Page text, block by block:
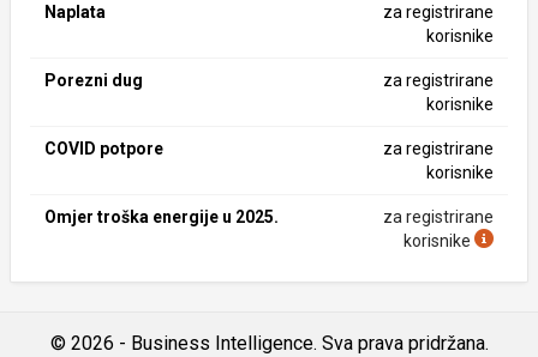
Naplata
za registrirane
korisnike
Porezni dug
za registrirane
korisnike
COVID potpore
za registrirane
korisnike
Omjer troška energije u 2025.
za registrirane
korisnike
© 2026 - Business Intelligence. Sva prava pridržana.